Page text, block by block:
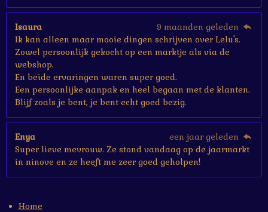
Isaura
9 maanden geleden
Ik kan alleen maar mooie dingen schrijven over Lelu's.
Zowel persoonlijk gekocht op een marktje als via de
webshop.
En beide ervaringen waren super goed.
Een persoonlijke aanpak en heel begaan met de klanten.
Blijf zoals je bent, je bent echt goed bezig.
Enya
een jaar geleden
Super lieve mevrouw. Ze stond vandaag op de jaarmarkt
in ninove en ze heeft me zeer goed geholpen!
Home